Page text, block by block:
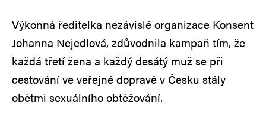
Výkonná ředitelka nezávislé organizace Konsent
Johanna Nejedlová, zdůvodnila kampaň tím, že
každá třetí žena a každý desátý muž se při
cestování ve veřejné dopravě v Česku stály
obětmi sexuálního obtěžování.